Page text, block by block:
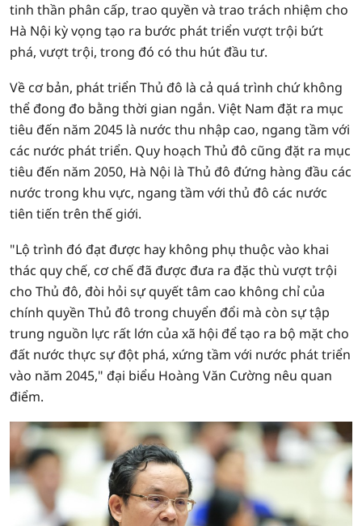
tinh thần phân cấp, trao quyền và trao trách nhiệm cho
Hà Nội kỳ vọng tạo ra bước phát triển vượt trội bứt
phá, vượt trội, trong đó có thu hút đầu tư.
Về cơ bản, phát triển Thủ đô là cả quá trình chứ không
thể đong đo bằng thời gian ngắn. Việt Nam đặt ra mục
tiêu đến năm 2045 là nước thu nhập cao, ngang tầm với
các nước phát triển. Quy hoạch Thủ đô cũng đặt ra mục
tiêu đến năm 2050, Hà Nội là Thủ đô đứng hàng đầu các
nước trong khu vực, ngang tầm với thủ đô các nước
tiên tiến trên thế giới.
"Lộ trình đó đạt được hay không phụ thuộc vào khai
thác quy chế, cơ chế đã được đưa ra đặc thù vượt trội
cho Thủ đô, đòi hỏi sự quyết tâm cao không chỉ của
chính quyền Thủ đô trong chuyển đổi mà còn sự tập
trung nguồn lực rất lớn của xã hội để tạo ra bộ mặt cho
đất nước thực sự đột phá, xứng tầm với nước phát triển
vào năm 2045," đại biểu Hoàng Văn Cường nêu quan
điểm.